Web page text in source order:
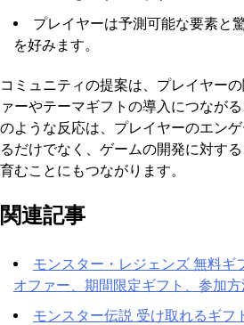
プレイヤーは予測可能な要素と
を好みます。
コミュニティの提案は、プレイヤー
ァーやテーマギフトの導入につなが
のような反応は、プレイヤーのエン
るだけでなく、ゲームの開発に対す
育むことにもつながります。
関連記事
モンスター・レジェンズ 無料ギ
オファー、期間限定ギフト、参加
モンスター伝説 受け取れるギフ